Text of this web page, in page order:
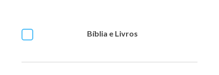
Bíblia e Livros